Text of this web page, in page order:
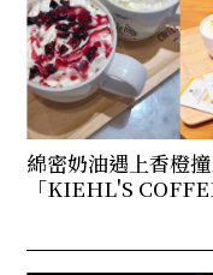
綿密奶油遇上香橙
「KIEHL'S